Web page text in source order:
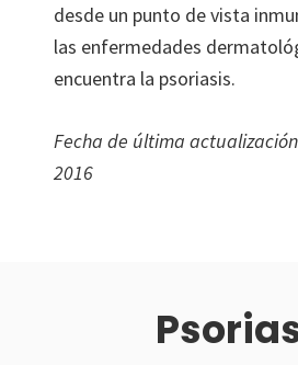
desde un punto de vista
las enfermedades
encuentra la psoriasis.
Fecha de última
2016